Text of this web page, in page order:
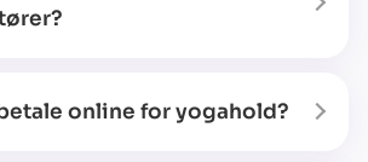
online for yogahold?